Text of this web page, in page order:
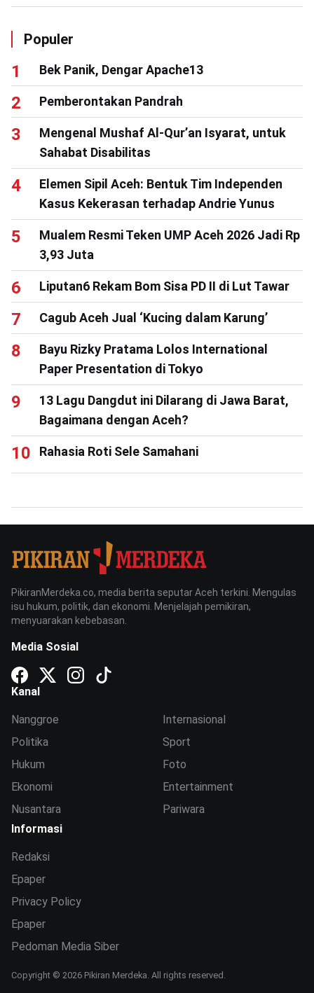
Populer
Bek Panik, Dengar Apache13
Pemberontakan Pandrah
Mengenal Mushaf Al-Qur’an Isyarat, untuk
Sahabat Disabilitas
Elemen Sipil Aceh: Bentuk Tim Independen
Kasus Kekerasan terhadap Andrie Yunus
Mualem Resmi Teken UMP Aceh 2026 Jadi Rp
3,93 Juta
Liputan6 Rekam Bom Sisa PD II di Lut Tawar
Cagub Aceh Jual ‘Kucing dalam Karung’
Bayu Rizky Pratama Lolos International
Paper Presentation di Tokyo
13 Lagu Dangdut ini Dilarang di Jawa Barat,
Bagaimana dengan Aceh?
Rahasia Roti Sele Samahani
PikiranMerdeka.co, media berita seputar Aceh terkini. Mengulas
isu hukum, politik, dan ekonomi. Menjelajah pemikiran,
menyuarakan kebebasan.
Media Sosial
Kanal
Nanggroe
Politika
Hukum
Ekonomi
Nusantara
Internasional
Sport
Foto
Entertainment
Pariwara
Informasi
Redaksi
Epaper
Privacy Policy
Epaper
Pedoman Media Siber
Copyright © 2026 Pikiran Merdeka. All rights reserved.